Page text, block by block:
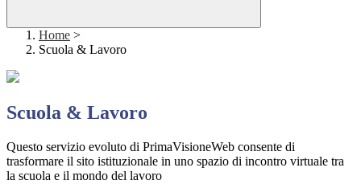
Home >
Scuola & Lavoro
Scuola & Lavoro
Questo servizio evoluto di PrimaVisioneWeb consente di
trasformare il sito istituzionale in uno spazio di incontro virtuale tra
la scuola e il mondo del lavoro